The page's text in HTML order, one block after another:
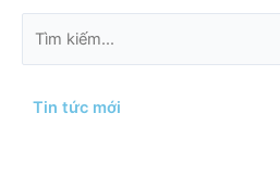
kiếm
Tin tức mới